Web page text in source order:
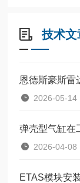
技术文
2026-05-14
弹壳型气缸在
2026-04-08
ETAS模块安